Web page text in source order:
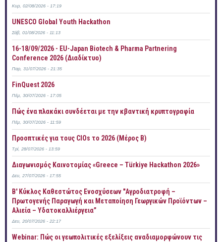
Κυρ, 02/08/2026 - 17:19
UNESCO Global Youth Hackathon
Σάβ, 01/08/2026 - 11:13
16-18/09/2026 - EU-Japan Biotech & Pharma Partnering
Conference 2026 (Διαδίκτυο)
Παρ, 31/07/2026 - 21:35
FinQuest 2026
Πέμ, 30/07/2026 - 17:05
Πώς ένα πλακάκι συνδέεται με την κβαντική κρυπτογραφία
Πέμ, 30/07/2026 - 11:59
Προοπτικές για τους CIOs το 2026 (Μέρος Β)
Τρί, 28/07/2026 - 13:59
Διαγωνισμός Καινοτομίας «Greece – Türkiye Hackathon 2026»
Δευ, 27/07/2026 - 17:55
B' Κύκλος Καθεστώτος Ενοσχύσεων "Αγροδιατροφή –
Πρωτογενής Παραγωγή και Μεταποίηση Γεωργικών Προϊόντων –
Αλιεία – Υδατοκαλλιέργεια”
Δευ, 20/07/2026 - 22:17
Webinar: Πώς οι γεωπολιτικές εξελίξεις αναδιαμορφώνουν τις